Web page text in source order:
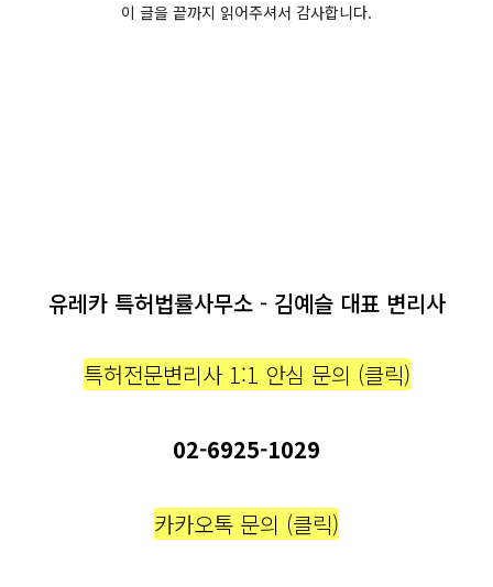
이 글을 끝까지 읽어주셔서 감사합니다.
유레카 특허법률사무소 - 김예슬 대표 변리사
특허전문변리사 1:1 안심 문의 (클릭)
02-6925-1029
카카오톡 문의 (클릭)